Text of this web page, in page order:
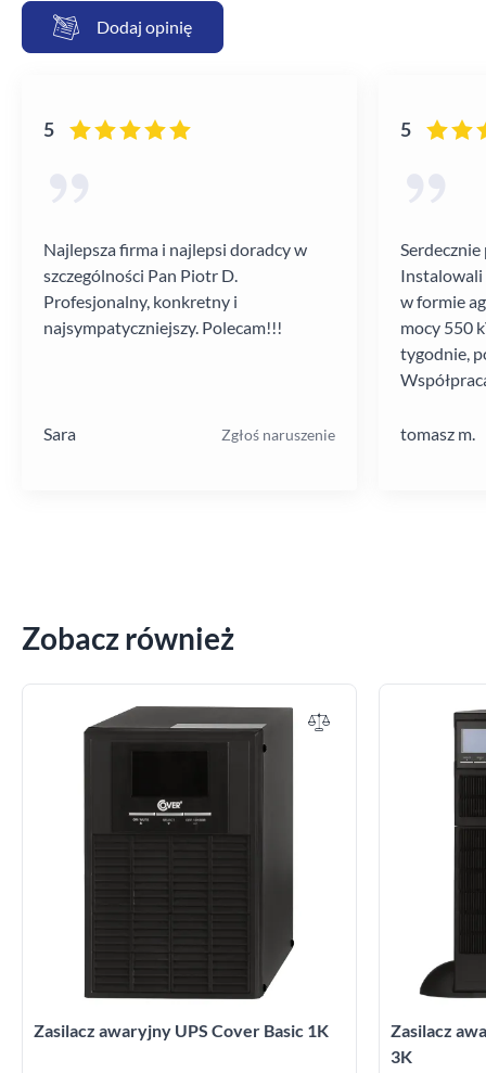
Dodaj opinię
5
Najlepsza firma i najlepsi doradcy w
szczególności Pan Piotr D.
Profesjonalny, konkretny i
najsympatyczniejszy. Polecam!!!
Sara Zgłoś naruszenie
5
Instalowali
w formie
mocy 550
tygodnie,
tomasz m.
Zobacz również
Zasilacz awaryjny UPS Cover Basic 1K
Zasilacz
3K